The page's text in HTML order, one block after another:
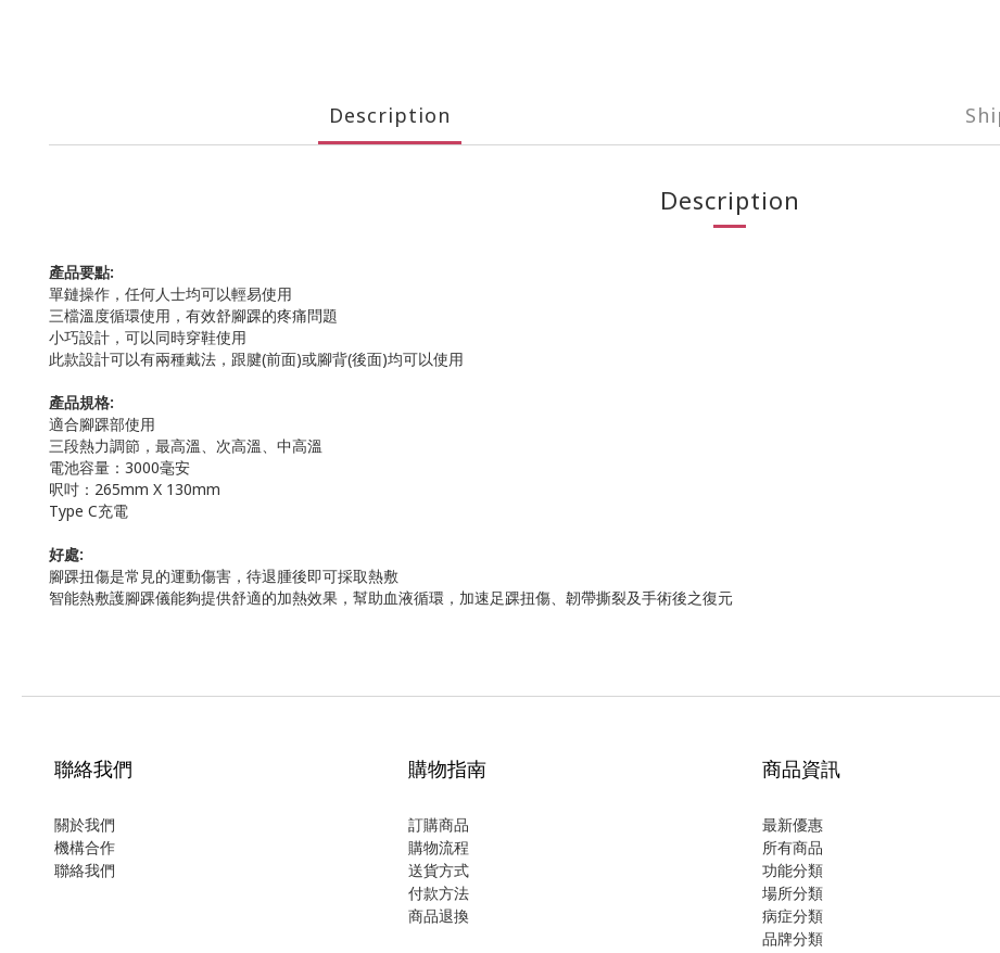
Description
Description
產品要點:
單鏈操作，任何人士均可以輕易使用
三檔溫度循環使用，有效舒腳踝的疼痛問題
小巧設計，可以同時穿鞋使用
此款設計可以有兩種戴法，跟腱(前面)或腳背(後面)均可以使用
產品規格:
適合腳踝部使用
三段熱力調節，最高溫、次高溫、中高溫
電池容量：3000毫安
呎吋：265mm X 130mm
Type C充電
好處:
腳踝扭傷是常見的運動傷害，待退腫後即可採取熱敷
智能熱敷護腳踝儀能夠提供舒適的加熱效果，幫助血液循環，加速足踝扭傷、韌帶撕裂及手術後之復元
聯絡我們
關於我們
機構合作
聯絡我們
購物指南
訂購商品
購物流程
送貨方式
付款方法
商品退換
商品資訊
最新優惠
所有商品
功能分類
場所分類
病症分類
品牌分類